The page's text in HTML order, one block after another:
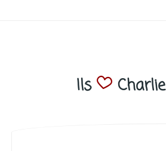
Ils Charlie